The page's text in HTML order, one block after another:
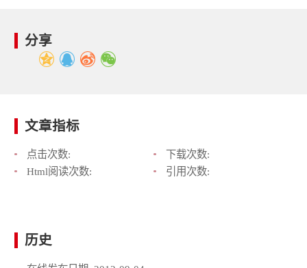
分享
文章指标
点击次数:
下载次数:
Html阅读次数:
引用次数:
历史